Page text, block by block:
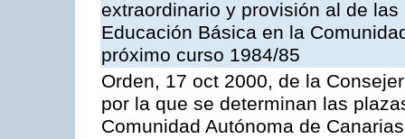
extraordinario y provisión al de
Educación Básica en la
próximo curso 1984/85
Orden, 17 oct 2000, de la
por la que se determinan las
Comunidad Autónoma de Canarias